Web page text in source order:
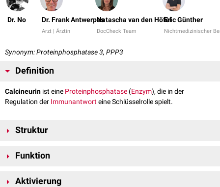
Dr. No Dr. Frank Antwerpes
Arzt | Ärztin
Natascha van den Höfel
DocCheck Team
Eric Günther
Nichtmedizinischer
Synonym: Proteinphosphatase 3, PPP3
Definition
Calcineurin ist eine Proteinphosphatase (Enzym), die in der
Regulation der Immunantworteine Schlüsselrolle spielt.
Struktur
Untereinheit Calcineurin A (ca. 60 kDa) und der regulatorischen
Die regulatorische Untereinheit trägt
Funktion
einenTranskriptionsfaktor
Aktivierung